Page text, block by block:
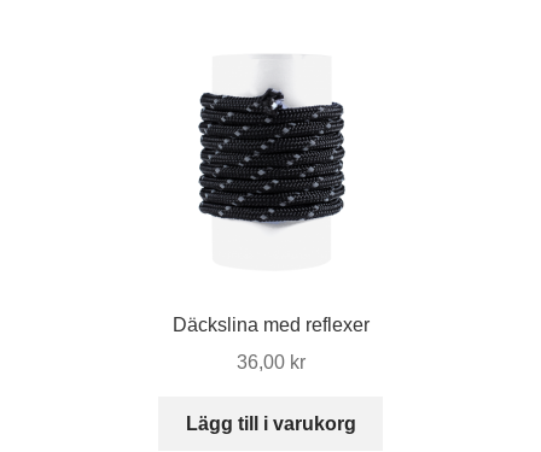
Däckslina med reflexer
36,00 kr
Lägg till i varukorg